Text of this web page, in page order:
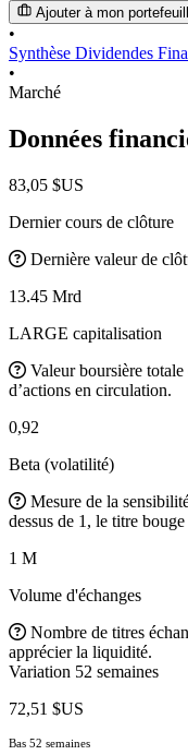
Ajouter à mon
•
Synthèse Dividendes
•
Marché
Données
83,05 $US
Dernier cours de clôture
Dernière valeur de
13.45 Mrd
LARGE capitalisation
Valeur boursière
d’actions en circulation.
0,92
Beta (volatilité)
Mesure de la
dessus de 1, le titre
1 M
Volume d'échanges
Nombre de titres
apprécier la liquidité.
Variation 52 semaines
72,51 $US
Bas 52 semaines